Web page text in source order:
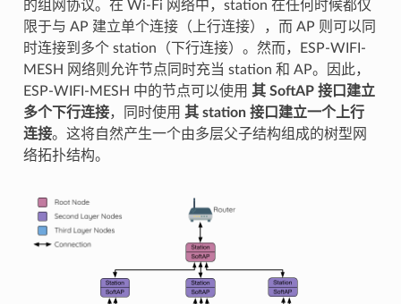
的组网协议。在 Wi-Fi 网络中，station 在任何时候都仅
限于与 AP 建立单个连接（上行连接），而 AP 则可以同
时连接到多个 station（下行连接）。然而，ESP-WIFI-
MESH 网络则允许节点同时充当 station 和 AP。因此，
ESP-WIFI-MESH 中的节点可以使用 其 SoftAP 接口建立
多个下行连接，同时使用 其 station 接口建立一个上行
连接。这将自然产生一个由多层父子结构组成的树型网
络拓扑结构。